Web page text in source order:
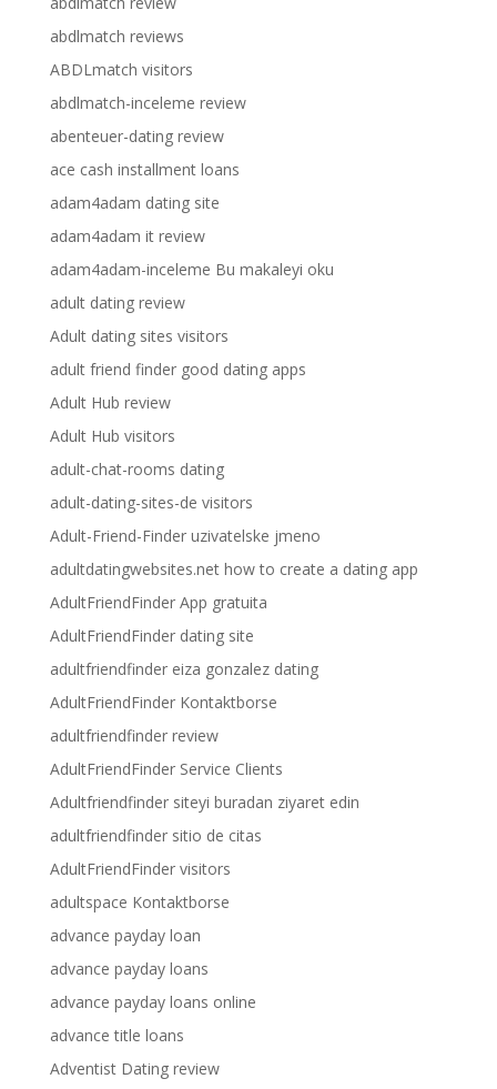
abdlmatch reviews
ABDLmatch visitors
abdlmatch-inceleme review
abenteuer-dating review
ace cash installment loans
adam4adam dating site
adam4adam it review
adam4adam-inceleme Bu makaleyi oku
adult dating review
Adult dating sites visitors
adult friend finder good dating apps
Adult Hub review
Adult Hub visitors
adult-chat-rooms dating
adult-dating-sites-de visitors
Adult-Friend-Finder uzivatelske jmeno
adultdatingwebsites.net how to create a dating app
AdultFriendFinder App gratuita
AdultFriendFinder dating site
adultfriendfinder eiza gonzalez dating
AdultFriendFinder Kontaktborse
adultfriendfinder review
AdultFriendFinder Service Clients
Adultfriendfinder siteyi buradan ziyaret edin
adultfriendfinder sitio de citas
AdultFriendFinder visitors
adultspace Kontaktborse
advance payday loan
advance payday loans
advance payday loans online
advance title loans
Adventist Dating review